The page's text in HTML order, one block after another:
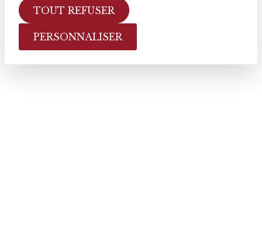
TOUT REFUSER
PERSONNALISER